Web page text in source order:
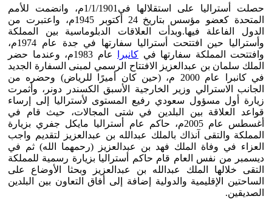
حصلت أستراليا على استقلالها في1/1/1901م، وانضمت للأمم
المتحدة كعضو مؤسس بتاريخ 24 أكتوبر 1945م، واعتبرت من
الدول الفاعلة فيها.وبدأت العلاقات الدبلوماسية بين المملكة
وأستراليا حين افتتحت أستراليا سفارتها في جدة عام 1974م،
وافتتحت المملكة سفارتها في كانبرا
عام 1983م، وعندما حضر
الملك سلمان بن عبدالعزيز الافتتاح الرسمي لمبنى السفارة الجديد
في كانبرا عام 2000 م، (حين كان أميرًا للرياض) وحضره من
الجانب الاسترالي وزير الخارجية الأسبق الكسندر دونر، وأثمرت
زيارة أول مسؤول سعودي رفيع المستوى لأستراليا إلى إرساء
قواعد العلاقة بين البلدين في شتى المجالات، حيث قام في
أغسطس عام 2005م، حاكم عام أستراليا مايكل جفري بزيارة
المملكة والتقى آنذاك بالملك عبدالله بن عبدالعزيز لتقديم واجب
العزاء في وفاة الملك فهد بن عبدالعزيز (رحمهما الله) ثم في
ديسمبر من نفس العام قام حاكم أستراليا بزيارة رسمية للمملكة
التقى خلالها الملك عبدالله بن عبدالعزيز وبحثا الأوضاع على
الساحتين الإقليمية والدولية إضافة إلى أفاق التعاون بين البلدين
الصديقين.